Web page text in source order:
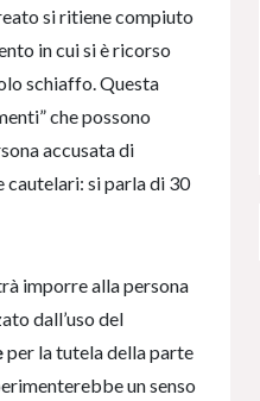
si ritiene compiuto
in cui si è ricorso
schiaffo. Questa
che possono
accusata di
cautelari: si parla di 30
imporre alla persona
dall’uso del
per la tutela della parte
un senso